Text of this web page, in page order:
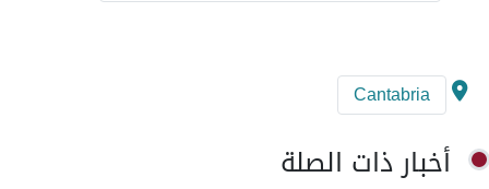
Cantabria
أخبار ذات الصلة